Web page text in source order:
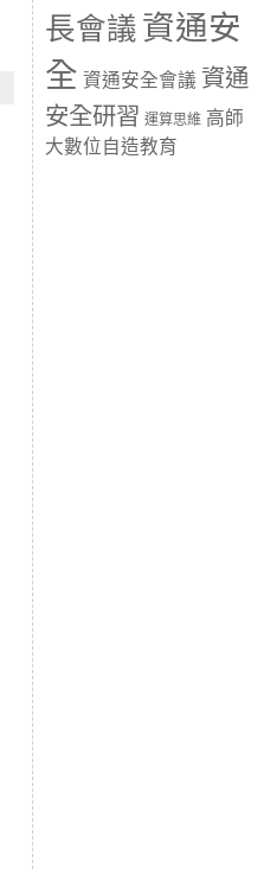
長會議 資通安
全 資通安全會議 資通
安全研習 運算思維 高師
大數位自造教育